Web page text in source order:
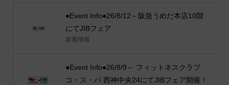
●Event Info●26/8/12～阪急うめだ本店10階
にてJIBフェア
新着情報
●Event Info●26/8/9～ フィットネスクラブ
コ・ス・パ 西神中央24にてJIBフェア開催！